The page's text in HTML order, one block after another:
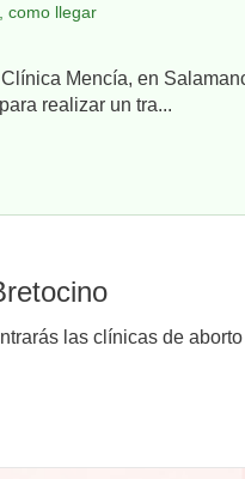
como llegar
Mencía, en
realizar un tra...
las clínicas de